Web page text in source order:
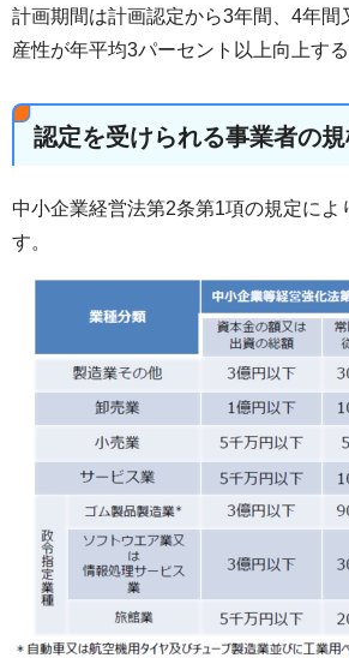
計画期間は計画認定から3年間、4年間
産性が年平均3パーセント以上向上する
認定を受けられる事業者の
中小企業経営法第2条第1項の規定によ
す。